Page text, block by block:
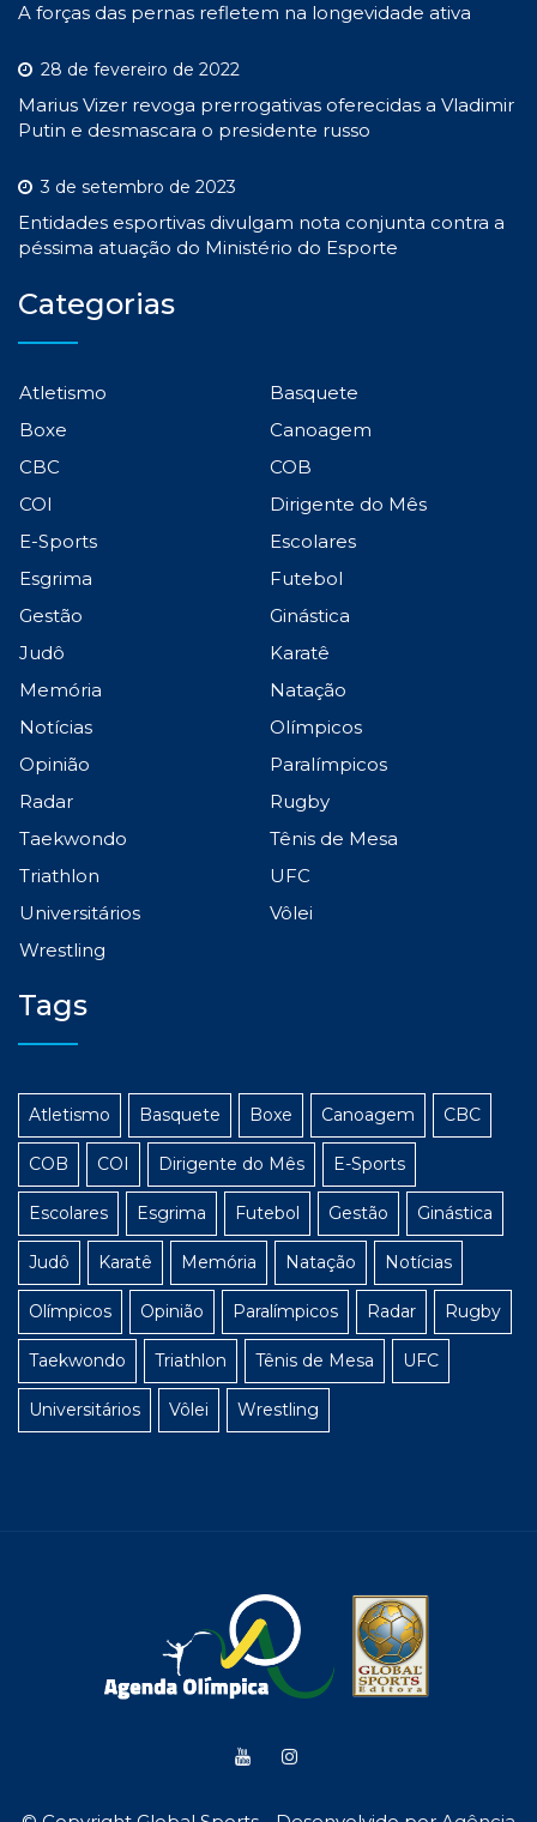
A forças das pernas refletem na longevidade ativa
28 de fevereiro de 2022
Marius Vizer revoga prerrogativas oferecidas a Vladimir
Putin e desmascara o presidente russo
3 de setembro de 2023
Entidades esportivas divulgam nota conjunta contra a
péssima atuação do Ministério do Esporte
Categorias
Atletismo
Basquete
Boxe
Canoagem
CBC
COB
COI
Dirigente do Mês
E-Sports
Escolares
Esgrima
Futebol
Gestão
Ginástica
Judô
Karatê
Memória
Natação
Notícias
Olímpicos
Opinião
Paralímpicos
Radar
Rugby
Taekwondo
Tênis de Mesa
Triathlon
UFC
Universitários
Vôlei
Wrestling
Tags
Atletismo Basquete Boxe Canoagem CBC
COB COI Dirigente do Mês E-Sports
Escolares Esgrima Futebol Gestão Ginástica
Judô Karatê Memória Natação Notícias
Olímpicos Opinião Paralímpicos Radar Rugby
Taekwondo Triathlon Tênis de Mesa UFC
Universitários Vôlei Wrestling